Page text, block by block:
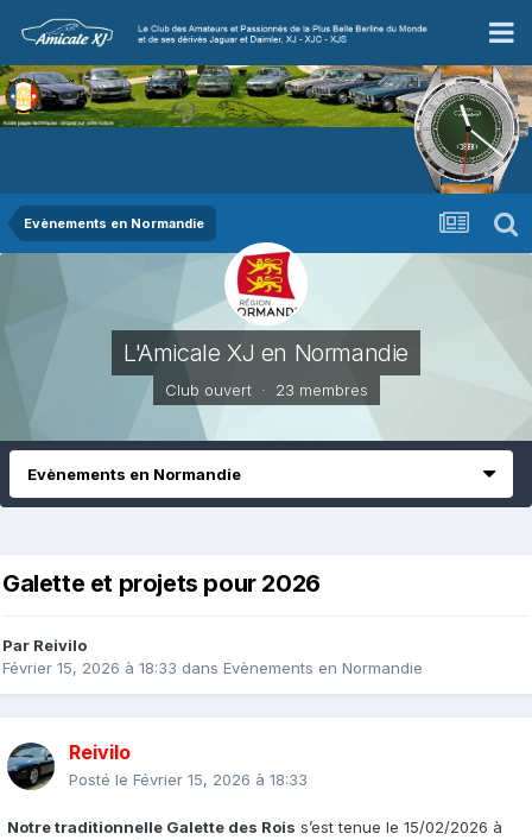
Evènements en Normandie
L'Amicale XJ en Normandie
Club ouvert · 23 membres
Evènements en Normandie
Galette et projets pour 2026
Par Reivilo
Février 15, 2026 à 18:33 dans Evènements en Normandie
Reivilo
Posté le Février 15, 2026 à 18:33
Notre traditionnelle Galette des Rois s’est tenue le 15/02/2026 à